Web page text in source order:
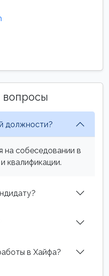
вопросы
должности?
на собеседовании в
квалификации.
в Хайфа?